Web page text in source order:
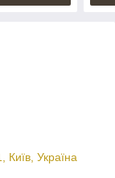
Київ, Україна